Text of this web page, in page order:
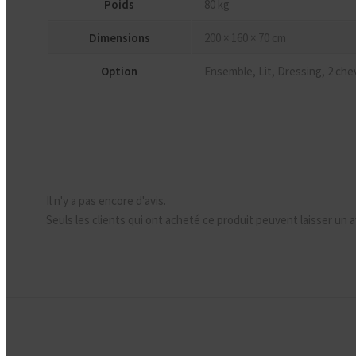
Poids 80 kg
Dimensions
Option Ensemble, Lit, Dressing, 2
Il n'y a pas encore d'avis.
Seuls les clients qui ont acheté ce produit peuvent laisser un